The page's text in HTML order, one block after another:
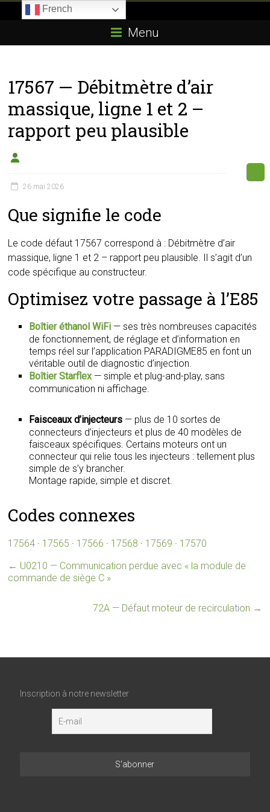
E85.com
passion
boîtier
éthanol
Menu
17567 — Débitmètre d’air
massique, ligne 1 et 2 –
rapport peu plausible
26 mai 2026
Que signifie le code
Le code défaut 17567 correspond à : Débitmètre d’air
massique, ligne 1 et 2 – rapport peu plausible. Il s’agit d’un
code spécifique au constructeur.
Optimisez votre passage à l’E85
Boîtier éthanol WiFi — ses très nombreuses capacités
de fonctionnement, de réglage et d’information en
temps réel sur l’application PARADIGME85 en font un
véritable outil de diagnostic d’injection.
Boîtier Starflex— simple et plug-and-play, sans
communication ni affichage.
Faisceaux d’injecteurs — plus de 10 sortes de
connecteurs d’injecteurs et plus de 40 modèles de
faisceaux spécifiques. Certains moteurs ont un
connecteur qui relie tous les injecteurs : tellement plus
simple de s’y brancher.
Montage rapide, simple et discret.
Codes connexes
17564 · 17565 · 17566 · 17568 · 17569 · 17570
← U0210 — Communication perdue avec « la module de
commande de siège C »
72A — Défaut moteur de recirculation →
Inscription à notre newsletter
French